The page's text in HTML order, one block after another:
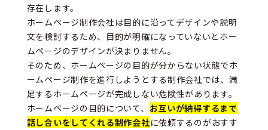
存在します。
ホームページ制作会社は目的に沿ってデザインや説明
文を検討するため、目的が明確になっていないとホー
ムページのデザインが決まりません。
そのため、ホームページの目的が分からない状態でホ
ームページ制作を進行しようとする制作会社では、満
足するホームページが完成しない危険性があります。
ホームページの目的について、 お互いが納得するまで
話し合いをしてくれる制作会社に依頼するのがおすす